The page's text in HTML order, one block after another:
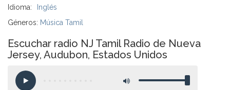
Idioma:
Inglés
Géneros: Música Tamil
Escuchar radio NJ Tamil Radio de Nueva
Jersey, Audubon, Estados Unidos